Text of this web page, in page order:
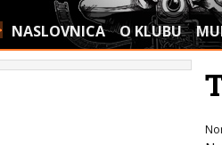
NASLOVNICA O KLUBU